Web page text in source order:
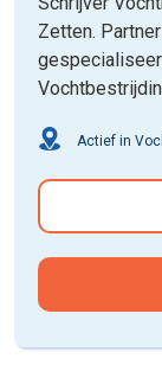
Zetten.
Actief in